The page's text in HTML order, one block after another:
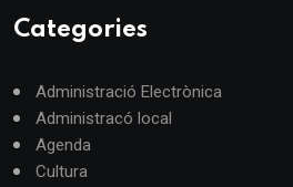
Categories
Administració Electrònica
Administracó local
Agenda
Cultura